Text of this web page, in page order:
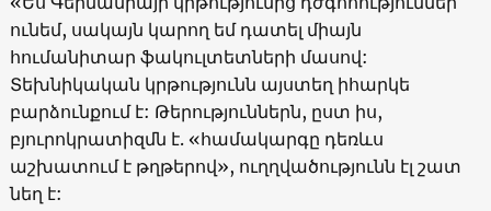
ունեմ, սակայն կարող եմ դատել միայն
հումանիտար ֆակուլտետների մասով:
Տեխնիկական կրթությունն այստեղ իհարկե
բարձունքում է: Թերություններն, ըստ իս,
բյուրոկրատիզմն է. «համակարգը դեռևս
աշխատում է թղթերով», ուղղվածությունն էլ շատ
նեղ է: